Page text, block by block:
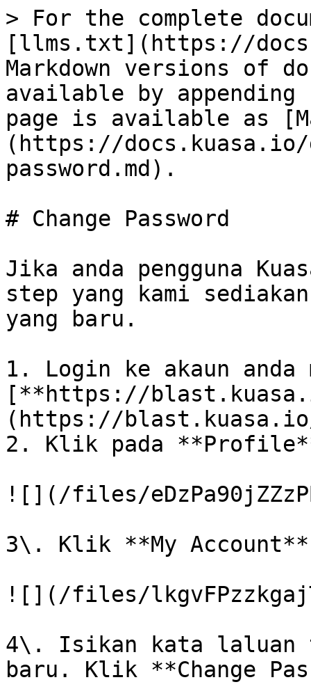
> For the complete
[llms.txt](https://
Markdown versions of
available by
page is available as
(https://docs.kuasa.io/
password.md).
# Change Password
Jika anda pengguna
step yang kami
yang baru.
1. Login ke akaun anda
[**https://
(https://
2. Klik pada
![](/files/
3\. Klik **My
![](/files/
4\. Isikan kata laluan
baru. Klik **Change